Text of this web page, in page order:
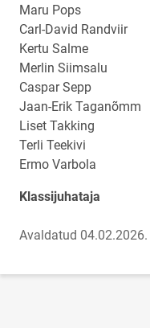
Maru Pops
Carl-David Randviir
Kertu Salme
Merlin Siimsalu
Caspar Sepp
Jaan-Erik Taganõmm
Liset Takking
Terli Teekivi
Ermo Varbola
Klassijuhataja
Avaldatud 04.02.2026.